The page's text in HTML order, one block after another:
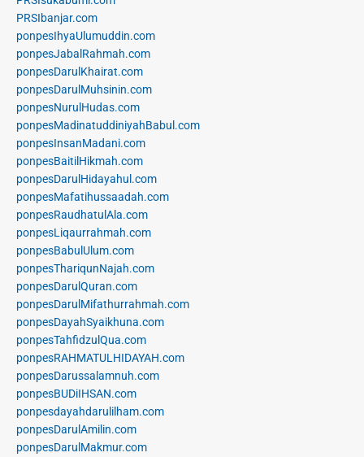
PRSIbanjar.com
ponpesIhyaUlumuddin.com
ponpesJabalRahmah.com
ponpesDarulKhairat.com
ponpesDarulMuhsinin.com
ponpesNurulHudas.com
ponpesMadinatuddiniyahBabul.com
ponpesInsanMadani.com
ponpesBaitilHikmah.com
ponpesDarulHidayahul.com
ponpesMafatihussaadah.com
ponpesRaudhatulAla.com
ponpesLiqaurrahmah.com
ponpesBabulUlum.com
ponpesThariqunNajah.com
ponpesDarulQuran.com
ponpesDarulMifathurrahmah.com
ponpesDayahSyaikhuna.com
ponpesTahfidzulQua.com
ponpesRAHMATULHIDAYAH.com
ponpesDarussalamnuh.com
ponpesBUDiIHSAN.com
ponpesdayahdarulilham.com
ponpesDarulAmilin.com
ponpesDarulMakmur.com